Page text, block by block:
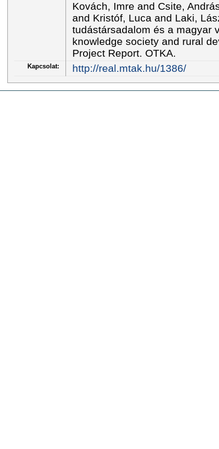
Kovách, Imre and Csite,
and Kristóf, Luca and Laki,
tudástársadalom és a magyar
knowledge society and rural
Project Report. OTKA.
Kapcsolat: http://real.mtak.hu/1386/